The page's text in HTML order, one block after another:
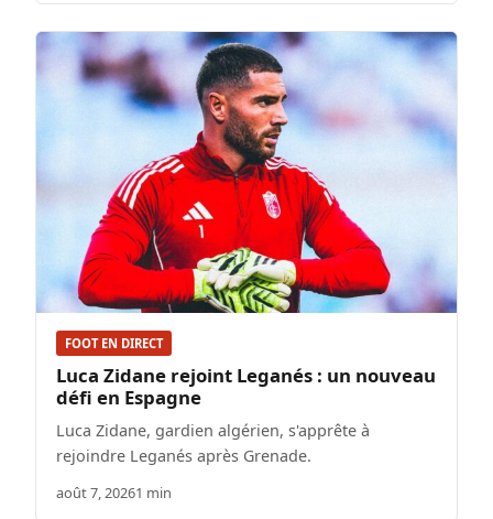
FOOT EN DIRECT
Luca Zidane rejoint Leganés : un nouveau
défi en Espagne
Luca Zidane, gardien algérien, s'apprête à
rejoindre Leganés après Grenade.
août 7, 20261 min